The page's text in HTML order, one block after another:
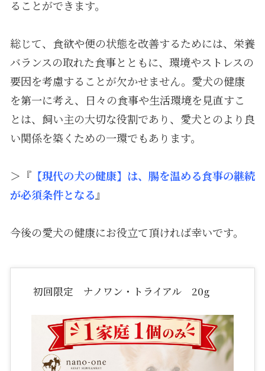
ることができます。
総じて、食欲や便の状態を改善するためには、栄養
バランスの取れた食事とともに、環境やストレスの
要因を考慮することが欠かせません。愛犬の健康
を第一に考え、日々の食事や生活環境を見直すこ
とは、飼い主の大切な役割であり、愛犬とのより良
い関係を築くための一環でもあります。
＞『【現代の犬の健康】は、腸を温める食事の継続
が必須条件となる 』
今後の愛犬の健康にお役立て頂ければ幸いです。
初回限定 ナノワン・トライアル 20g